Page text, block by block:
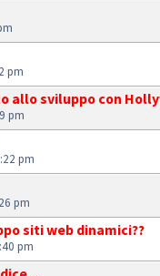
pm
allo sviluppo con
pm
pm
pm
siti web dinamici??
pm